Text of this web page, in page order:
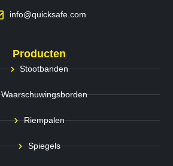
info@quicksafe.com
Producten
Stootbanden
Waarschuwingsborden
Riempalen
Spiegels